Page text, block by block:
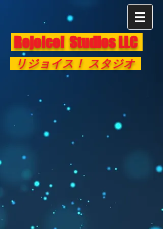
Rejoice! Studios LLC
リジョイス！ スタジオ